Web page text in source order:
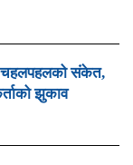
चहलपहलको संकेत,
झुकाव